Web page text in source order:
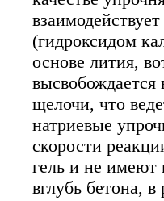
(гидроксидом
основе лития,
высвобождается
щелочи, что
натриевые
скорости
гель и не имеют
вглубь бетона, в